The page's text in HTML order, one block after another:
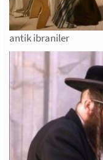
antik ibraniler